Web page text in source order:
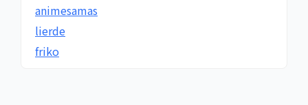
animesamas
lierde
friko